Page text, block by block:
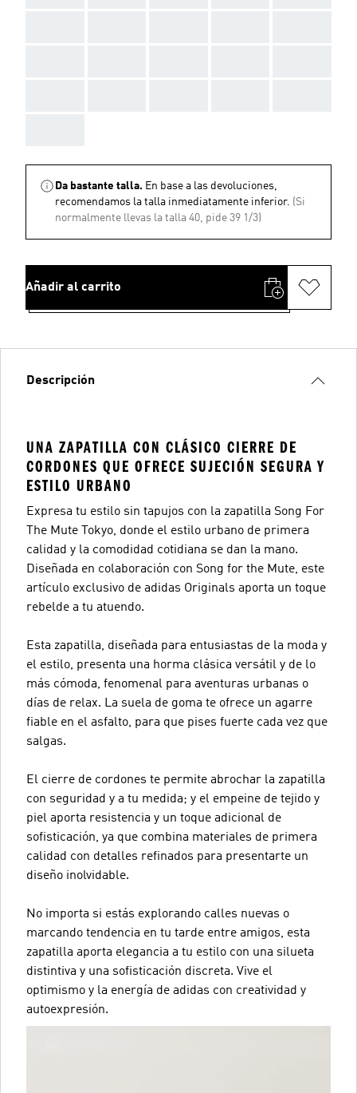
Da bastante talla. En base a las devoluciones,
recomendamos la talla inmediatamente inferior. (Si
normalmente llevas la talla 40, pide 39 1/3)
Añadir al carrito
Descripción
UNA ZAPATILLA CON CLÁSICO CIERRE DE
CORDONES QUE OFRECE SUJECIÓN SEGURA Y
ESTILO URBANO
Expresa tu estilo sin tapujos con la zapatilla Song For
The Mute Tokyo, donde el estilo urbano de primera
calidad y la comodidad cotidiana se dan la mano.
Diseñada en colaboración con Song for the Mute, este
artículo exclusivo de adidas Originals aporta un toque
rebelde a tu atuendo.
Esta zapatilla, diseñada para entusiastas de la moda y
el estilo, presenta una horma clásica versátil y de lo
más cómoda, fenomenal para aventuras urbanas o
días de relax. La suela de goma te ofrece un agarre
fiable en el asfalto, para que pises fuerte cada vez que
salgas.
El cierre de cordones te permite abrochar la zapatilla
con seguridad y a tu medida; y el empeine de tejido y
piel aporta resistencia y un toque adicional de
sofisticación, ya que combina materiales de primera
calidad con detalles refinados para presentarte un
diseño inolvidable.
No importa si estás explorando calles nuevas o
marcando tendencia en tu tarde entre amigos, esta
zapatilla aporta elegancia a tu estilo con una silueta
distintiva y una sofisticación discreta. Vive el
optimismo y la energía de adidas con creatividad y
autoexpresión.